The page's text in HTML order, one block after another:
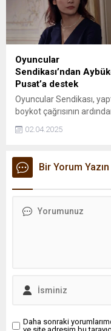
ve sevilen klasiklerin yer
aldığı Tivibu, her yaşa ve
zevke hitap eden geniş,
zengin film seçkisiyle
tatili coşkusunu artırıyor.
Oyuncular
Sendikası’ndan
Pusat’a destek
Oyuncular Sendikası,
boykot çağrısının
dizisinin kadrosundan
Pusat'a destek açıklaması
yaptı.
02.04.2025
Bir Yorum Yazın
Daha sonraki